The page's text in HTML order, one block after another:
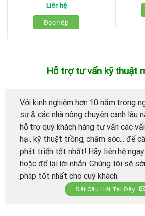
Liên hệ
Đọc tiếp
Hỗ trợ tư vấn kỹ thuật
Với kinh nghiệm hơn 10 năm trong
sư & các nhà nông chuyên canh lâu
hỗ trợ quý khách hàng tư vấn các
hại, kỹ thuật trồng, chăm sóc... để
phát triển tốt nhất! Hãy liên hệ
hoặc để lại lời nhắn. Chúng tôi sẽ
pháp tốt nhất cho quý khách.
Đặt Câu Hỏi Tại Đây